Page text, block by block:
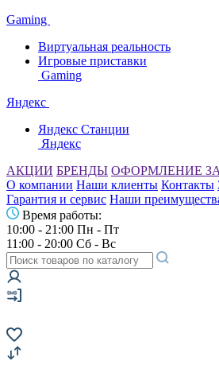
Gaming
Виртуальная реальность
Игровые приставки
Gaming
Яндекс
Яндекс Станции
Яндекс
АКЦИИ БРЕНДЫ ОФОРМЛЕНИЕ
О компании Наши клиенты Контакты
Гарантия и сервис Наши
Время работы:
10:00 - 21:00 Пн - Пт
11:00 - 20:00 Сб - Вс